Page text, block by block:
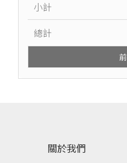
小計
總計
關於我們